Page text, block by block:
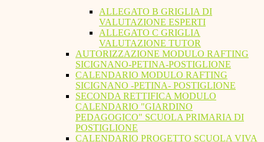
ALLEGATO B GRIGLIA DI
VALUTAZIONE ESPERTI
ALLEGATO C GRIGLIA
VALUTAZIONE TUTOR
AUTORIZZAZIONE MODULO RAFTING
SICIGNANO-PETINA-POSTIGLIONE
CALENDARIO MODULO RAFTING
SICIGNANO -PETINA- POSTIGLIONE
SECONDA RETTIFICA MODULO
CALENDARIO "GIARDINO
PEDAGOGICO" SCUOLA PRIMARIA DI
POSTIGLIONE
CALENDARIO PROGETTO SCUOLA VIVA